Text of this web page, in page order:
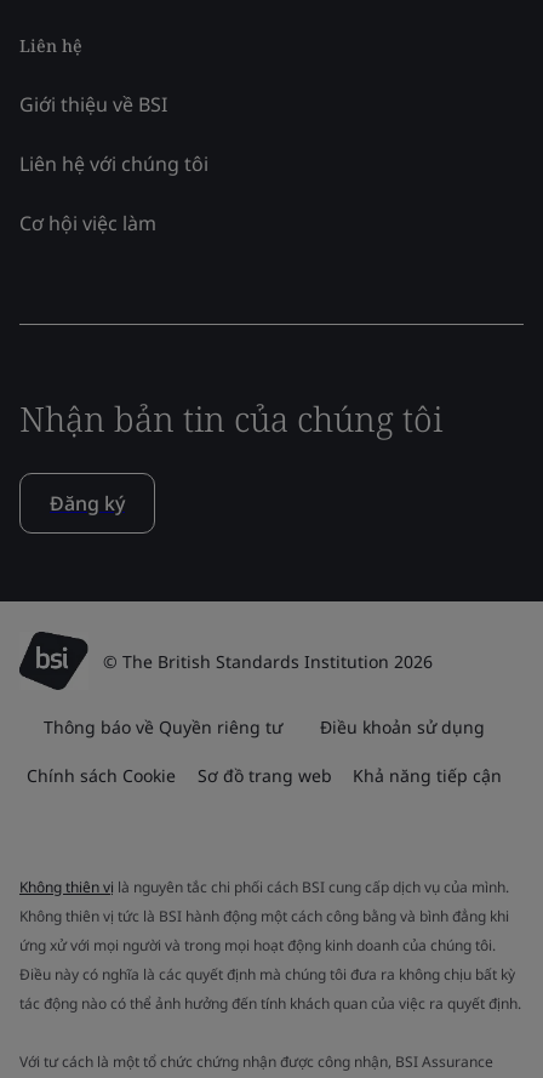
Liên hệ
Giới thiệu về BSI
Liên hệ với chúng tôi
Cơ hội việc làm
Nhận bản tin của chúng tôi
Đăng ký
© The British Standards Institution 2026
Thông báo về Quyền riêng tư Điều khoản sử dụng
Chính sách Cookie Sơ đồ trang web Khả năng tiếp cận
Không thiên vị là nguyên tắc chi phối cách BSI cung cấp dịch vụ của mình.
Không thiên vị tức là BSI hành động một cách công bằng và bình đẳng khi
ứng xử với mọi người và trong mọi hoạt động kinh doanh của chúng tôi.
Điều này có nghĩa là các quyết định mà chúng tôi đưa ra không chịu bất kỳ
tác động nào có thể ảnh hưởng đến tính khách quan của việc ra quyết định.
Với tư cách là một tổ chức chứng nhận được công nhận, BSI Assurance